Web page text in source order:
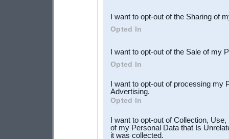
Downstream Participants
third parties.
I want to opt-out of the Sharing of
Opted In
I want to opt-out of the Sale of my
Opted In
I want to opt-out of processing my
Advertising.
Opted In
I want to opt-out of Collection,
of my Personal Data that Is
it was collected.